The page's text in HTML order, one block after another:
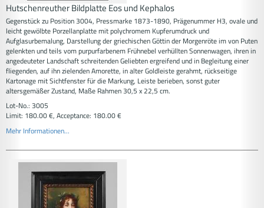
Hutschenreuther Bildplatte Eos und Kephalos
Gegenstück zu Position 3004, Pressmarke 1873-1890, Prägenummer H3, ovale und
leicht gewölbte Porzellanplatte mit polychromem Kupferumdruck und
Aufglasurbemalung, Darstellung der griechischen Göttin der Morgenröte im von Puten
gelenkten und teils vom purpurfarbenem Frühnebel verhüllten Sonnenwagen, ihren in
angedeuteter Landschaft schreitenden Geliebten ergreifend und in Begleitung einer
fliegenden, auf ihn zielenden Amorette, in alter Goldleiste gerahmt, rückseitige
Kartonage mit Sichtfenster für die Markung, Leiste berieben, sonst guter
altersgemäßer Zustand, Maße Rahmen 30,5 x 22,5 cm.
Lot-No.: 3005
Limit: 180.00 €, Acceptance: 180.00 €
Mehr Informationen...